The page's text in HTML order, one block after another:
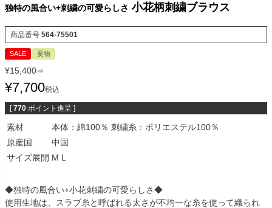
独特の風合い+刺繍の可愛らしさ 小花柄刺繍ブラウス
商品番号 564-75501
SALE 夏物
¥15,400⇒
¥7,700税込
[ 770 ポイント進呈 ]
素材
本体：綿100％ 刺繍糸：ポリエステル100％
原産国
中国
サイズ展開 M L
◆独特の風合い+小花刺繍の可愛らしさ◆
使用生地は、スラブ糸と呼ばれる太さが不均一な糸を使って織られ